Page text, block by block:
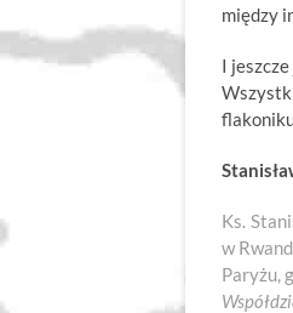
między
I
Ks.
w
Paryżu,